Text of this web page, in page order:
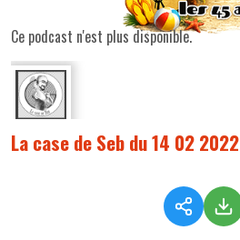
Ce podcast n'est plus disponible.
La case de Seb du 14 02 2022